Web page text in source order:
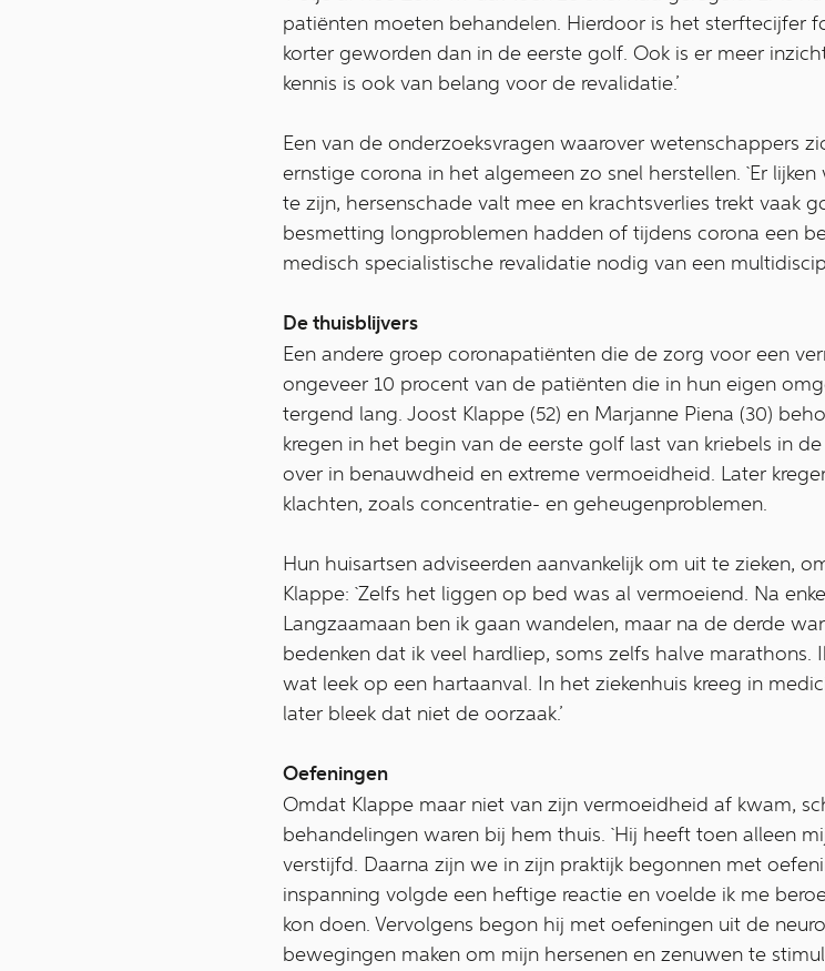
patiënten moeten behandelen. Hierdoor is het sterftecijfer
korter geworden dan in de eerste golf. Ook is er meer
kennis is ook van belang voor de revalidatie.’
Een van de onderzoeksvragen waarover wetenschappers
ernstige corona in het algemeen zo snel herstellen. `Er
te zijn, hersenschade valt mee en krachtsverlies trekt vaak
besmetting longproblemen hadden of tijdens corona een
medisch specialistische revalidatie nodig van een
De thuisblijvers
Een andere groep coronapatiënten die de zorg voor een
ongeveer 10 procent van de patiënten die in hun eigen
tergend lang. Joost Klappe (52) en Marjanne Piena (30)
kregen in het begin van de eerste golf last van kriebels in
over in benauwdheid en extreme vermoeidheid. Later
klachten, zoals concentratie- en geheugenproblemen.
Hun huisartsen adviseerden aanvankelijk om uit te zieken,
Klappe: `Zelfs het liggen op bed was al vermoeiend. Na
Langzaamaan ben ik gaan wandelen, maar na de derde
bedenken dat ik veel hardliep, soms zelfs halve
wat leek op een hartaanval. In het ziekenhuis kreeg in
later bleek dat niet de oorzaak.’
Oefeningen
Omdat Klappe maar niet van zijn vermoeidheid af kwam,
behandelingen waren bij hem thuis. `Hij heeft toen alleen
verstijfd. Daarna zijn we in zijn praktijk begonnen met
inspanning volgde een heftige reactie en voelde ik me
kon doen. Vervolgens begon hij met oefeningen uit de
bewegingen maken om mijn hersenen en zenuwen te